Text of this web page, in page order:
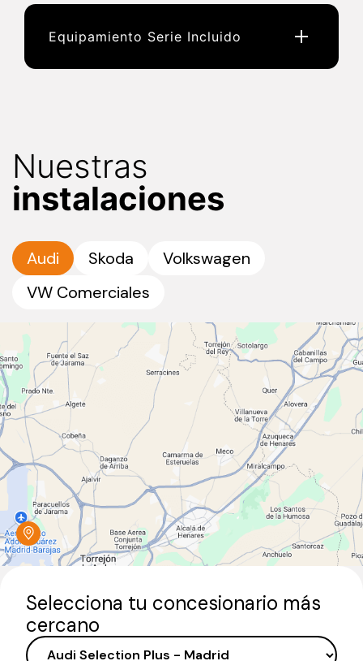
Equipamiento Serie Incluido
Nuestras
instalaciones
Audi Skoda
Volkswagen
VW Comerciales
Selecciona tu concesionario más
cercano